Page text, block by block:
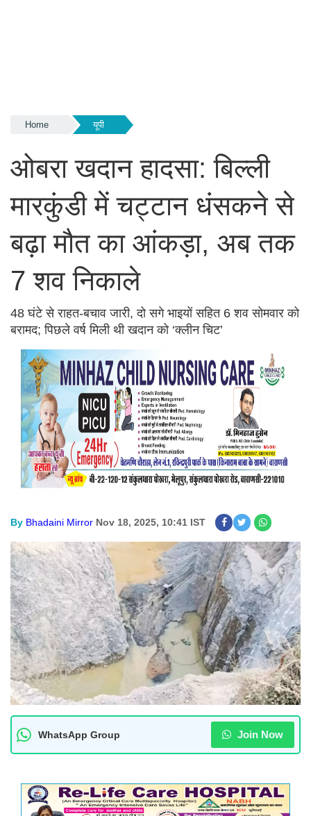
Home यूपी
ओबरा खदान हादसा: बिल्ली
मारकुंडी में चट्टान धंसकने से
बढ़ा मौत का आंकड़ा, अब तक
7 शव निकाले
48 घंटे से राहत-बचाव जारी, दो सगे भाइयों सहित 6 शव सोमवार को
बरामद; पिछले वर्ष मिली थी खदान को ‘क्लीन चिट’
By Bhadaini Mirror Nov 18, 2025, 10:41 IST
WhatsApp Group Join Now